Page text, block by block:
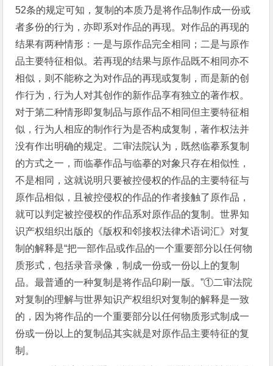
52条的规定可知，复制的本质乃是将作品制作成一份或
者多份的行为，亦即系对作品的再现。对作品的再现的
结果有两种情形：一是与原作品完全相同；二是与原作
品主要特征相似。若再现的结果与原作品既不相同亦不
相似，则不能称之为对作品的再现或复制，而是新的创
作行为，行为人对其创作的新作品享有独立的著作权。
对于第二种情形即复制品与原作品不相同但主要特征相
似，行为人相应的制作行为是否构成复制，著作权法并
没有作出明确的规定。二审法院认为，既然临摹系复制
的方式之一，而临摹作品与临摹的对象只存在相似性，
不是相同，这就说明只要被控侵权的作品的主要特征与
原作品相似，且被控侵权的作品的作者接触了原作品，
就可以判定被控侵权的作品系对原作品的复制。世界知
识产权组织出版的《版权和邻接权法律术语词汇》对复
制的解释是“把一部作品或作品的一个重要部分以任何物
质形式，包括录音录像，制成一份或一份以上的复制
品。最普通的一种复制是将作品印刷一版。”①二审法院
对复制的理解与世界知识产权组织对复制的解释是一致
的，因为将作品的一个重要部分以任何物质形式制成一
份或一份以上的复制品其实就是对原作品主要特征的复
制。